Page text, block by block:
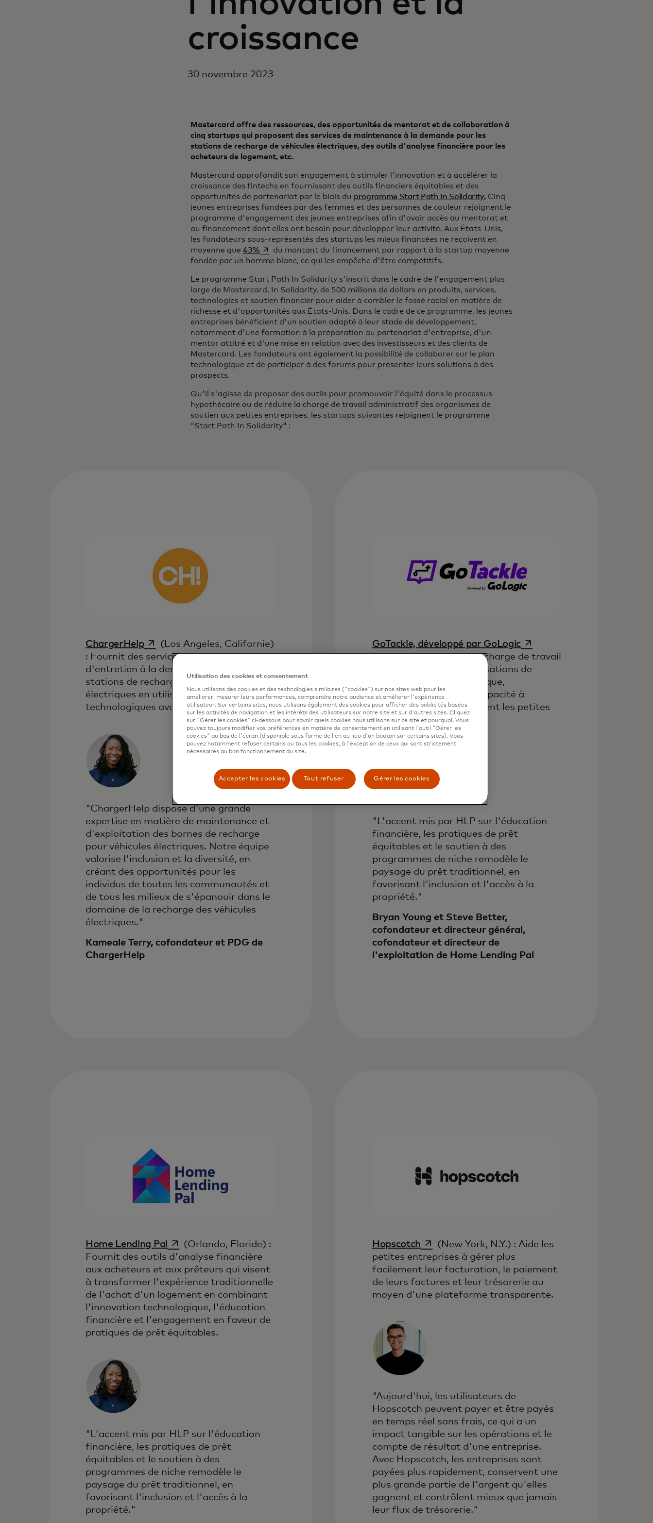
croissance
30 novembre 2023
Mastercard offre des ressources, des opportunités de mentorat et de collaboration à
cinq startups qui proposent des services de maintenance à la demande pour les
stations de recharge de véhicules électriques, des outils d'analyse financière pour les
acheteurs de logement, etc.
Mastercard approfondit son engagement à stimuler l'innovation et à accélérer la
croissance des fintechs en fournissant des outils financiers équitables et des
opportunités de partenariat par le biais du programme Start Path In Solidarity.Cinq
jeunes entreprises fondées par des femmes et des personnes de couleur rejoignent le
programme d'engagement des jeunes entreprises afin d'avoir accès au mentorat et
au financement dont elles ont besoin pour développer leur activité. Aux États-Unis,
les fondateurs sous-représentés des startups les mieux financées ne reçoivent en
moyenne que 43% s’ouvre dans un nouvel onglet
du montant du financement par rapport à la startup moyenne
fondée par un homme blanc, ce qui les empêche d'être compétitifs.
Le programme Start Path In Solidarity s'inscrit dans le cadre de l'engagement plus
large de Mastercard, In Solidarity, de 500 millions de dollars en produits, services,
technologies et soutien financier pour aider à combler le fossé racial en matière de
richesse et d'opportunités aux États-Unis. Dans le cadre de ce programme, les jeunes
entreprises bénéficient d'un soutien adapté à leur stade de développement,
notamment d'une formation à la préparation au partenariat d'entreprise, d'un
mentor attitré et d'une mise en relation avec des investisseurs et des clients de
Mastercard. Les fondateurs ont également la possibilité de collaborer sur le plan
technologique et de participer à des forums pour présenter leurs solutions à des
prospects.
Qu'il s'agisse de proposer des outils pour promouvoir l'équité dans le processus
hypothécaire ou de réduire la charge de travail administratif des organismes de
soutien aux petites entreprises, les startups suivantes rejoignent le programme
"Start Path In Solidarity" :
ChargerHelps’ouvre dans un nouvel onglet
(Los Angeles, Californie)
: Fournit des services de réparation et
d'entretien à la demande pour les
stations de recharge de véhicules
électriques en utilisant des solutions
technologiques avancées.
"ChargerHelp dispose d'une grande
expertise en matière de maintenance et
d'exploitation des bornes de recharge
pour véhicules électriques. Notre équipe
valorise l'inclusion et la diversité, en
créant des opportunités pour les
individus de toutes les communautés et
de tous les milieux de s'épanouir dans le
domaine de la recharge des véhicules
électriques."
Kameale Terry, cofondateur et PDG de
ChargerHelp
GoTackle, développé par GoLogics’ouvre dans un nouvel onglet
(Chicago, Ill.) : Réduit la charge de travail
administratif des organisations de
développement économique,
augmentant ainsi leur capacité à
accompagner efficacement les petites
entreprises.
"L'accent mis par HLP sur l'éducation
financière, les pratiques de prêt
équitables et le soutien à des
programmes de niche remodèle le
paysage du prêt traditionnel, en
favorisant l'inclusion et l'accès à la
propriété."
Bryan Young et Steve Better,
cofondateur et directeur général,
cofondateur et directeur de
l'exploitation de Home Lending Pal
Home Lending Pals’ouvre dans un nouvel onglet
(Orlando, Floride) :
Fournit des outils d'analyse financière
aux acheteurs et aux prêteurs qui visent
à transformer l'expérience traditionnelle
de l'achat d'un logement en combinant
l'innovation technologique, l'éducation
financière et l'engagement en faveur de
pratiques de prêt équitables.
"L'accent mis par HLP sur l'éducation
financière, les pratiques de prêt
équitables et le soutien à des
programmes de niche remodèle le
paysage du prêt traditionnel, en
favorisant l'inclusion et l'accès à la
propriété."
Hopscotch s’ouvre dans un nouvel onglet
(New York, N.Y.) : Aide les
petites entreprises à gérer plus
facilement leur facturation, le paiement
de leurs factures et leur trésorerie au
moyen d'une plateforme transparente.
"Aujourd'hui, les utilisateurs de
Hopscotch peuvent payer et être payés
en temps réel sans frais, ce qui a un
impact tangible sur les opérations et le
compte de résultat d'une entreprise.
Avec Hopscotch, les entreprises sont
payées plus rapidement, conservent une
plus grande partie de l'argent qu'elles
gagnent et contrôlent mieux que jamais
leur flux de trésorerie."
Utilisation des cookies et consentement
Nous utilisons des cookies et des technologies similaires ("cookies") sur nos sites web pour les
améliorer, mesurer leurs performances, comprendre notre audience et améliorer l'expérience
utilisateur. Sur certains sites, nous utilisons également des cookies pour afficher des publicités basées
sur les activités de navigation et les intérêts des utilisateurs sur notre site et sur d'autres sites. Cliquez
sur "Gérer les cookies" ci-dessous pour savoir quels cookies nous utilisons sur ce site et pourquoi. Vous
pouvez toujours modifier vos préférences en matière de consentement en utilisant l'outil "Gérer les
cookies" au bas de l'écran (disponible sous forme de lien au lieu d'un bouton sur certains sites). Vous
pouvez notamment refuser certains ou tous les cookies, à l'exception de ceux qui sont strictement
nécessaires au bon fonctionnement du site.
Accepter les cookies Tout refuser Gérer les cookies